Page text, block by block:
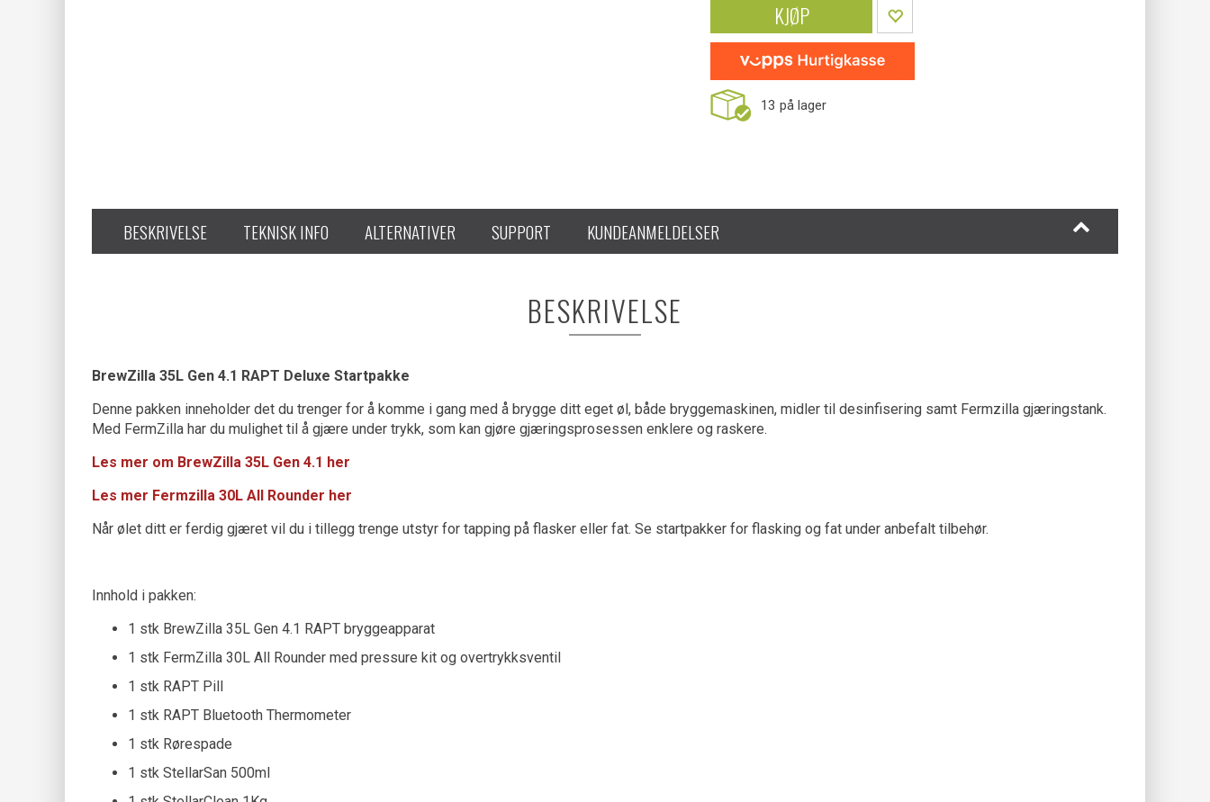
KJØP
13 på lager
BESKRIVELSE TEKNISK INFO ALTERNATIVER SUPPORT KUNDEANMELDELSER
BESKRIVELSE
BrewZilla 35L Gen 4.1 RAPT Deluxe Startpakke
Denne pakken inneholder det du trenger for å komme i gang med å brygge ditt eget øl, både bryggemaskinen, midler til desinfisering samt Fermzilla gjæringstank.
Med FermZilla har du mulighet til å gjære under trykk, som kan gjøre gjæringsprosessen enklere og raskere.
Les mer om BrewZilla 35L Gen 4.1 her
Les mer Fermzilla 30L All Rounder her
Når ølet ditt er ferdig gjæret vil du i tillegg trenge utstyr for tapping på flasker eller fat. Se startpakker for flasking og fat under anbefalt tilbehør.
Innhold i pakken:
1 stk BrewZilla 35L Gen 4.1 RAPT bryggeapparat
1 stk FermZilla 30L All Rounder med pressure kit og overtrykksventil
1 stk RAPT Pill
1 stk RAPT Bluetooth Thermometer
1 stk Rørespade
1 stk StellarSan 500ml